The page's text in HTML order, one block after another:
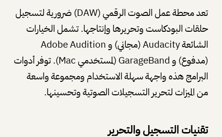
تعد محطة عمل الصوت الرقمي (DAW) ضرورية لتسجيل
حلقات البودكاست وتحريرها وإنتاجها. تشمل الخيارات
الشائعة Audacity (مجاني) و Adobe Audition
(مدفوع) و GarageBand (لمستخدمي Mac). توفر أدوات
البرامج هذه واجهة سهلة الاستخدام ومجموعة واسعة
من الميزات لتحرير التسجيلات الصوتية وتحسينها.
تقنيات التسجيل والتحرير